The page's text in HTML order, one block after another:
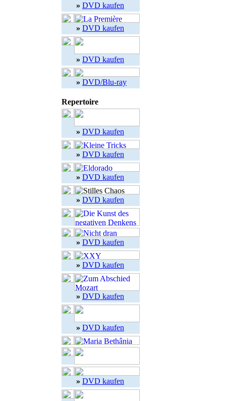
» DVD kaufen
» DVD kaufen
» DVD kaufen
» DVD/Blu-ray
Repertoire
» DVD kaufen
» DVD kaufen
» DVD kaufen
» DVD kaufen
» DVD kaufen
» DVD kaufen
» DVD kaufen
» DVD kaufen
» DVD kaufen